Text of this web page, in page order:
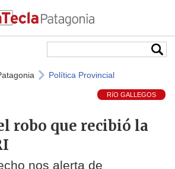
Política Provincial
RíO GALLEGOS
robo que recibió la
nos alerta de